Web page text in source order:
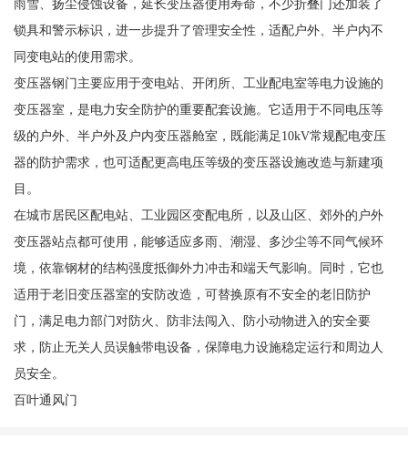
雨雪、扬尘侵蚀设备，延长变压器使用寿命，不少折叠门还加装了
锁具和警示标识，进一步提升了管理安全性，适配户外、半户内不
同变电站的使用需求。
变压器钢门主要应用于变电站、开闭所、工业配电室等电力设施的
变压器室，是电力安全防护的重要配套设施。它适用于不同电压等
级的户外、半户外及户内变压器舱室，既能满足10kV常规配电变压
器的防护需求，也可适配更高电压等级的变压器设施改造与新建项
目。
在城市居民区配电站、工业园区变配电所，以及山区、郊外的户外
变压器站点都可使用，能够适应多雨、潮湿、多沙尘等不同气候环
境，依靠钢材的结构强度抵御外力冲击和端天气影响。同时，它也
适用于老旧变压器室的安防改造，可替换原有不安全的老旧防护
门，满足电力部门对防火、防非法闯入、防小动物进入的安全要
求，防止无关人员误触带电设备，保障电力设施稳定运行和周边人
员安全。
百叶通风门